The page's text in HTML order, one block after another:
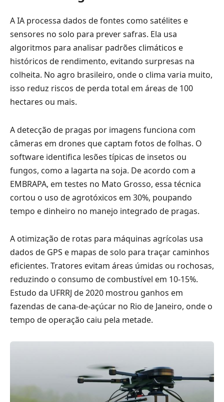
A IA processa dados de fontes como satélites e
sensores no solo para prever safras. Ela usa
algoritmos para analisar padrões climáticos e
históricos de rendimento, evitando surpresas na
colheita. No agro brasileiro, onde o clima varia muito,
isso reduz riscos de perda total em áreas de 100
hectares ou mais.
A detecção de pragas por imagens funciona com
câmeras em drones que captam fotos de folhas. O
software identifica lesões típicas de insetos ou
fungos, como a lagarta na soja. De acordo com a
EMBRAPA, em testes no Mato Grosso, essa técnica
cortou o uso de agrotóxicos em 30%, poupando
tempo e dinheiro no manejo integrado de pragas.
A otimização de rotas para máquinas agrícolas usa
dados de GPS e mapas de solo para traçar caminhos
eficientes. Tratores evitam áreas úmidas ou rochosas,
reduzindo o consumo de combustível em 10-15%.
Estudo da UFRRJ de 2020 mostrou ganhos em
fazendas de cana-de-açúcar no Rio de Janeiro, onde o
tempo de operação caiu pela metade.